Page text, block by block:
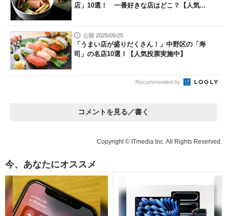
店」10選！ 一番好きな店はどこ？【人気...
公開 2025/05/25
「うまい店が盛りだくさん！」中野区の「寿
司」の名店10選！【人気投票実施中】
Recommended by
コメントを見る／書く
Copyright © ITmedia Inc. All Rights Reserved.
今、あなたにオススメ